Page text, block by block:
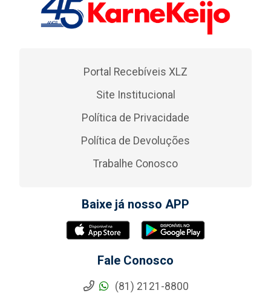
Portal Recebíveis XLZ
Site Institucional
Política de Privacidade
Política de Devoluções
Trabalhe Conosco
Baixe já nosso APP
Fale Conosco
(81) 2121-8800